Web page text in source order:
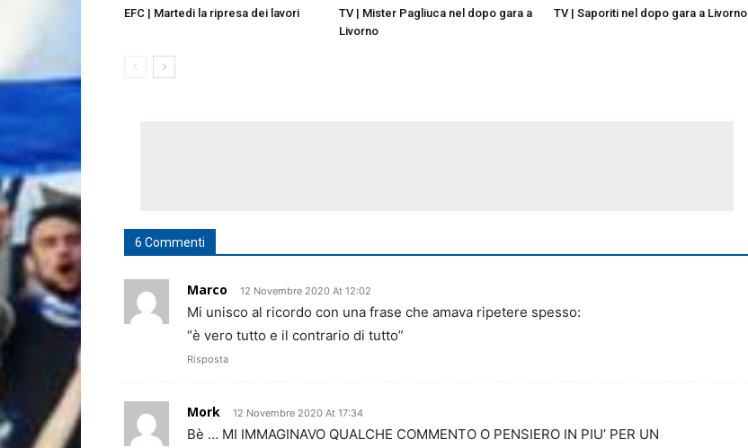
EFC | Martedi la ripresa dei lavori
TV | Mister Pagliuca nel dopo gara a
Livorno
TV | Saporiti nel dopo gara a Livorno
6 Commenti
Marco 12 Novembre 2020 At 12:02
Mi unisco al ricordo con una frase che amava ripetere spesso:
“è vero tutto e il contrario di tutto”
Risposta
Mork 12 Novembre 2020 At 17:34
Bè … MI IMMAGINAVO QUALCHE COMMENTO O PENSIERO IN PIU’ PER UN